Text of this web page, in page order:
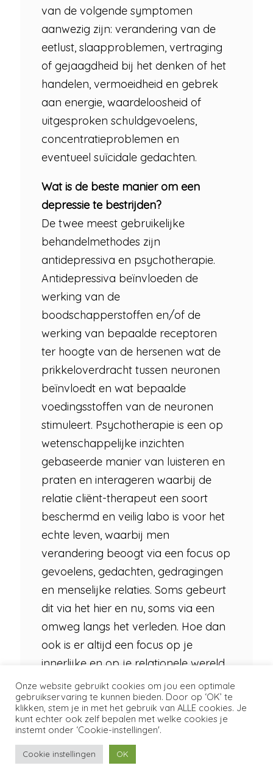
van de volgende symptomen
aanwezig zijn: verandering van de
eetlust, slaapproblemen, vertraging
of gejaagdheid bij het denken of het
handelen, vermoeidheid en gebrek
aan energie, waardeloosheid of
uitgesproken schuldgevoelens,
concentratieproblemen en
eventueel suïcidale gedachten.
Wat is de beste manier om een
depressie te bestrijden?
De twee meest gebruikelijke
behandelmethodes zijn
antidepressiva en psychotherapie.
Antidepressiva beïnvloeden de
werking van de
boodschapperstoffen en/of de
werking van bepaalde receptoren
ter hoogte van de hersenen wat de
prikkeloverdracht tussen neuronen
beïnvloedt en wat bepaalde
voedingsstoffen van de neuronen
stimuleert. Psychotherapie is een op
wetenschappelijke inzichten
gebaseerde manier van luisteren en
praten en interageren waarbij de
relatie cliënt-therapeut een soort
beschermd en veilig labo is voor het
echte leven, waarbij men
verandering beoogt via een focus op
gevoelens, gedachten, gedragingen
en menselijke relaties. Soms gebeurt
dit via het hier en nu, soms via een
omweg langs het verleden. Hoe dan
ook is er altijd een focus op je
innerlijke en op je relationele wereld.
Hoe moeten we nu kiezen?
Op korte termijn werken
antidepressiva doorgaans sneller
dan psychotherapie maar na 12
weken is het effect volledig
Onze website gebruikt cookies om jou een optimale
gebruikservaring te kunnen bieden. Door op ‘OK’ te
klikken, stem je in met het gebruik van ALLE cookies. Je
kunt echter ook zelf bepalen met welke cookies je
instemt onder ‘Cookie-instellingen'.
Cookie instellingen OK